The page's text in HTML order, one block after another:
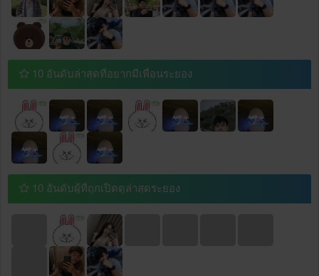
10 อันดับล่าสุดที่อยากมีเพื่อนระยอง
10 อันดับผู้ที่ถูกเปิดดูล่าสุดระยอง